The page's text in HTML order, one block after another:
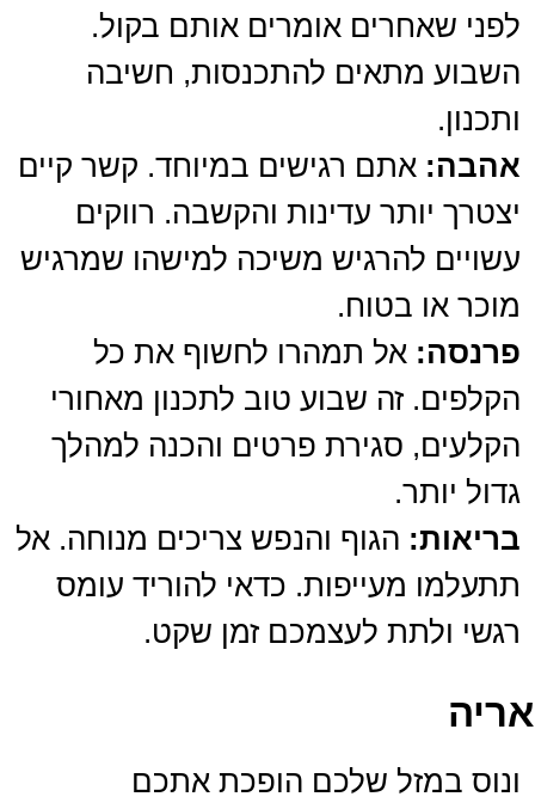
לפני שאחרים אומרים אותם בקול.
השבוע מתאים להתכנסות, חשיבה
ותכנון.
אהבה: אתם רגישים במיוחד. קשר קיים
יצטרך יותר עדינות והקשבה. רווקים
עשויים להרגיש משיכה למישהו שמרגיש
מוכר או בטוח.
פרנסה: אל תמהרו לחשוף את כל
הקלפים. זה שבוע טוב לתכנון מאחורי
הקלעים, סגירת פרטים והכנה למהלך
גדול יותר.
בריאות: הגוף והנפש צריכים מנוחה. אל
תתעלמו מעייפות. כדאי להוריד עומס
רגשי ולתת לעצמכם זמן שקט.
אריה
ונוס במזל שלכם הופכת אתכם